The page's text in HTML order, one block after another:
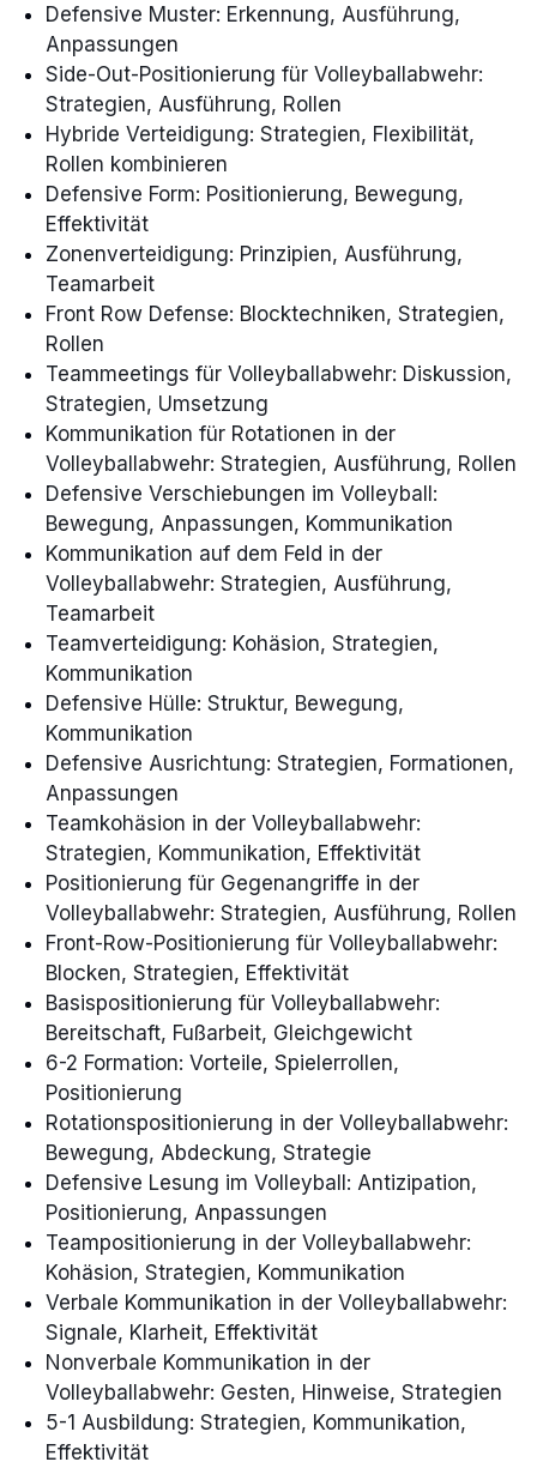
Defensive Muster: Erkennung, Ausführung,
Anpassungen
Side-Out-Positionierung für Volleyballabwehr:
Strategien, Ausführung, Rollen
Hybride Verteidigung: Strategien, Flexibilität,
Rollen kombinieren
Defensive Form: Positionierung, Bewegung,
Effektivität
Zonenverteidigung: Prinzipien, Ausführung,
Teamarbeit
Front Row Defense: Blocktechniken, Strategien,
Rollen
Teammeetings für Volleyballabwehr: Diskussion,
Strategien, Umsetzung
Kommunikation für Rotationen in der
Volleyballabwehr: Strategien, Ausführung, Rollen
Defensive Verschiebungen im Volleyball:
Bewegung, Anpassungen, Kommunikation
Kommunikation auf dem Feld in der
Volleyballabwehr: Strategien, Ausführung,
Teamarbeit
Teamverteidigung: Kohäsion, Strategien,
Kommunikation
Defensive Hülle: Struktur, Bewegung,
Kommunikation
Defensive Ausrichtung: Strategien, Formationen,
Anpassungen
Teamkohäsion in der Volleyballabwehr:
Strategien, Kommunikation, Effektivität
Positionierung für Gegenangriffe in der
Volleyballabwehr: Strategien, Ausführung, Rollen
Front-Row-Positionierung für Volleyballabwehr:
Blocken, Strategien, Effektivität
Basispositionierung für Volleyballabwehr:
Bereitschaft, Fußarbeit, Gleichgewicht
6-2 Formation: Vorteile, Spielerrollen,
Positionierung
Rotationspositionierung in der Volleyballabwehr:
Bewegung, Abdeckung, Strategie
Defensive Lesung im Volleyball: Antizipation,
Positionierung, Anpassungen
Teampositionierung in der Volleyballabwehr:
Kohäsion, Strategien, Kommunikation
Verbale Kommunikation in der Volleyballabwehr:
Signale, Klarheit, Effektivität
Nonverbale Kommunikation in der
Volleyballabwehr: Gesten, Hinweise, Strategien
5-1 Ausbildung: Strategien, Kommunikation,
Effektivität